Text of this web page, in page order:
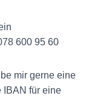
600 95 60
mir gerne eine
IBAN für eine